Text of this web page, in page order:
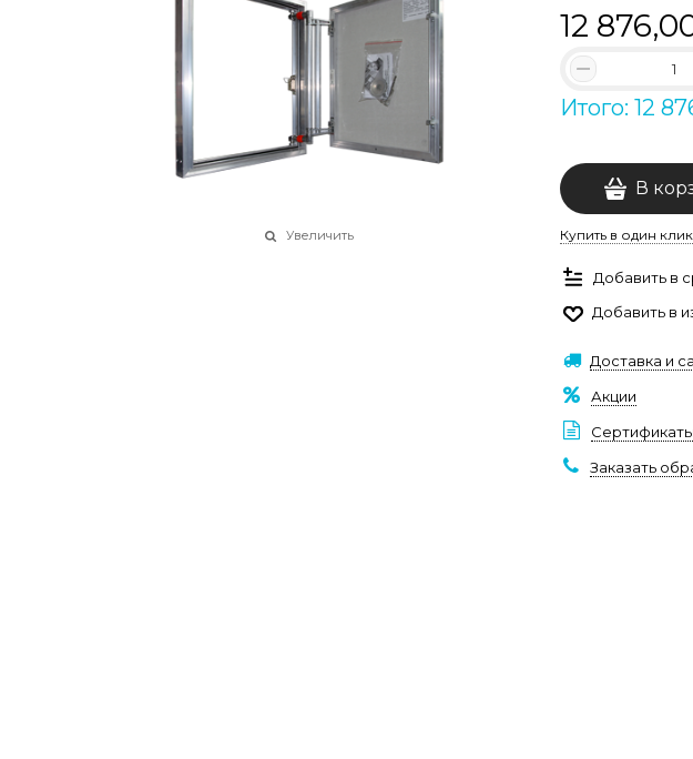
Увеличить
12
Итого: 12
В
Купить в один клик
Добавить в
Добавить в
Доставка и
Акции
Сертификаты
Заказать